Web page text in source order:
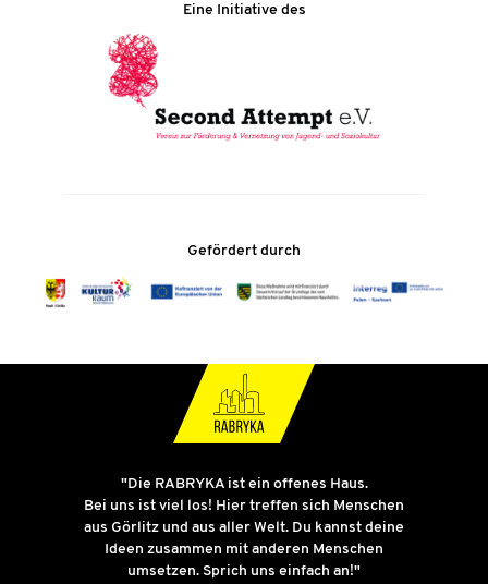
Eine Initiative des
Gefördert durch
"Die RABRYKA ist ein offenes Haus.
Bei uns ist viel los! Hier treffen sich Menschen
aus Görlitz und aus aller Welt. Du kannst deine
Ideen zusammen mit anderen Menschen
umsetzen. Sprich uns einfach an!"